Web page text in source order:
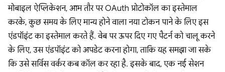
मोबाइल ऐप्लिकेशन, आम तौर पर OAuth प्रोटोकॉल का इस्तेमाल
करके, कुछ समय के लिए मान्य होने वाला नया टोकन पाने के लिए इस
एंडपॉइंट का इस्तेमाल करते हैं. वेब पर ऊपर दिए गए पैटर्न को चालू करने
के लिए, उस एंडपॉइंट को अपडेट करना होगा, ताकि यह समझा जा सके
कि उसे सर्विस वर्कर कब कॉल कर रहा है. इसके बाद, एक नई सेशन